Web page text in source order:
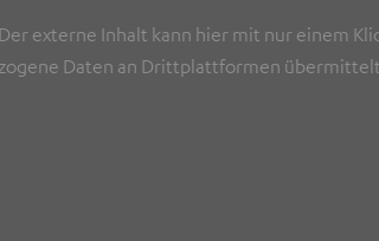
externe Inhalt kann hier mit nur einem
Daten an Drittplattformen